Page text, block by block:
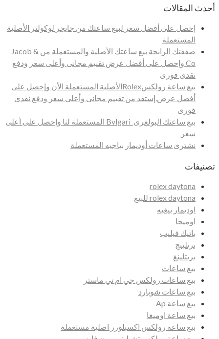
أحدث المقالات
إحصل على أفضل سعر لبيع ساعتك من جايجر لوكولتر الأصلية
المستعملة
صفقتك الرابحة بيع ساعتك الأصلية والمستعملة من Jacob &
Co وإحصل على أفضل عرض تقييم مجانى وأعلى سعر ودفع
نقدى فورى
بيع ساعة رولكسRolexالأصلية المستعملة الأن وإحصل على
أفضل عرض.إستفد من تقييم مجانى وأعلى سعر ودفع نقدى
فورى
بيع ساعتك البولغرى Bvlgari المستعملة لنا وإحصل على أعلى
سعر
نشترى ساعات أوديمار بياجيه المستعملة
تصنيفات
rolex daytona
rolex daytona للبيع
اوديمار بيغيه
اوميجا
باتيك فيليب
برتلينج
بريتلينغ
بيع ساعات
بيع ساعات رولكس جي ام تي ماستر
بيع ساعات شوبارد
بيع ساعة Ap
بيع ساعة اوميغا
بيع ساعة رولكس اكسبلورر اصلية مستعملة